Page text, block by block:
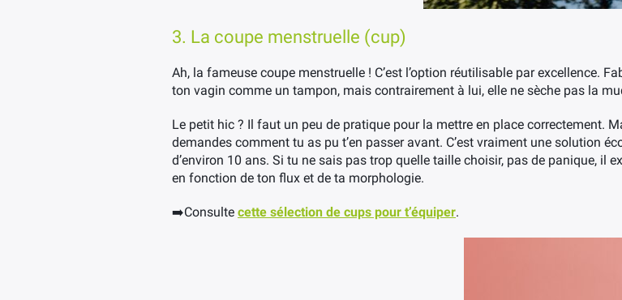
3. La coupe menstruelle (cup)
Ah, la fameuse coupe menstruelle ! C’est l’option réutilisable par excellence.
ton vagin comme un tampon, mais contrairement à lui, elle ne sèche pas la
Le petit hic ? Il faut un peu de pratique pour la mettre en place correctement.
demandes comment tu as pu t’en passer avant. C’est vraiment une solution
d’environ 10 ans. Si tu ne sais pas trop quelle taille choisir, pas de panique, il
en fonction de ton flux et de ta morphologie.
➡️Consulte cette sélection de cups pour t’équiper.